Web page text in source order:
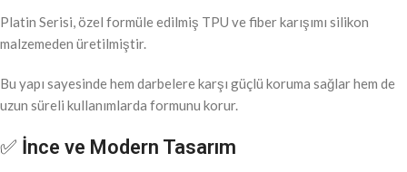
Platin Serisi, özel formüle edilmiş TPU ve fiber karışımı silikon
malzemeden üretilmiştir.
Bu yapı sayesinde hem darbelere karşı güçlü koruma sağlar hem de
uzun süreli kullanımlarda formunu korur.
✅ İnce ve Modern Tasarım